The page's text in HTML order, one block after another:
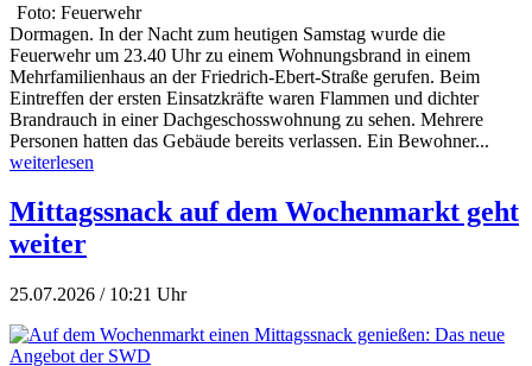
Foto: Feuerwehr
Dormagen. In der Nacht zum heutigen Samstag wurde die
Feuerwehr um 23.40 Uhr zu einem Wohnungsbrand in einem
Mehrfamilienhaus an der Friedrich-Ebert-Straße gerufen. Beim
Eintreffen der ersten Einsatzkräfte waren Flammen und dichter
Brandrauch in einer Dachgeschosswohnung zu sehen. Mehrere
Personen hatten das Gebäude bereits verlassen. Ein Bewohner...
weiterlesen
Mittagssnack auf dem Wochenmarkt geht
weiter
25.07.2026 / 10:21 Uhr